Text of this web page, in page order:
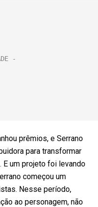
prêmios, e Serrano
para transformar
E um projeto foi levando
começou um
Nesse período,
ao personagem, não